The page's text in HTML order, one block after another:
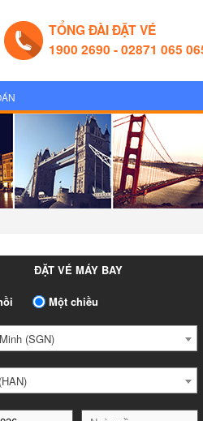
TỔNG ĐÀI ĐẶT VÉ
1900 2690 - 02871 065 065
ĐẶT VÉ MÁY BAY
Một chiều
(SGN)